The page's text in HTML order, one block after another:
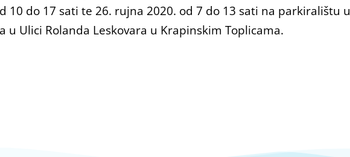
10 do 17 sati te 26. rujna 2020. od 7 do 13 sati na parkiralištu u
u Ulici Rolanda Leskovara u Krapinskim Toplicama.